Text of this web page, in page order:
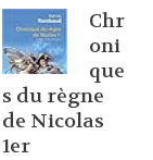
Chr
oni
que
s du règne
de Nicolas
1er